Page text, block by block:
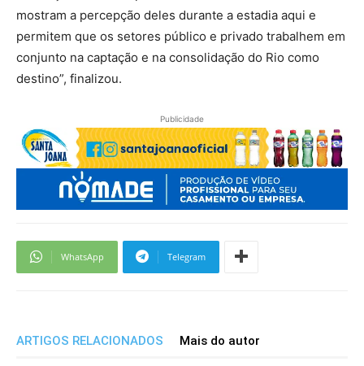
mostram a percepção deles durante a estadia aqui e
permitem que os setores público e privado trabalhem em
conjunto na captação e na consolidação do Rio como
destino”, finalizou.
Publicidade
WhatsApp Telegram
ARTIGOS RELACIONADOS Mais do autor